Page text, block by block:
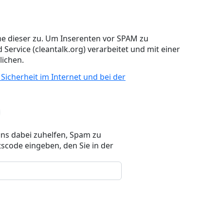
zu. Um Inserenten vor SPAM zu
Service (cleantalk.org) verarbeitet und mit einer
im Internet und bei der
dabei zuhelfen, Spam zu
eingeben, den Sie in der